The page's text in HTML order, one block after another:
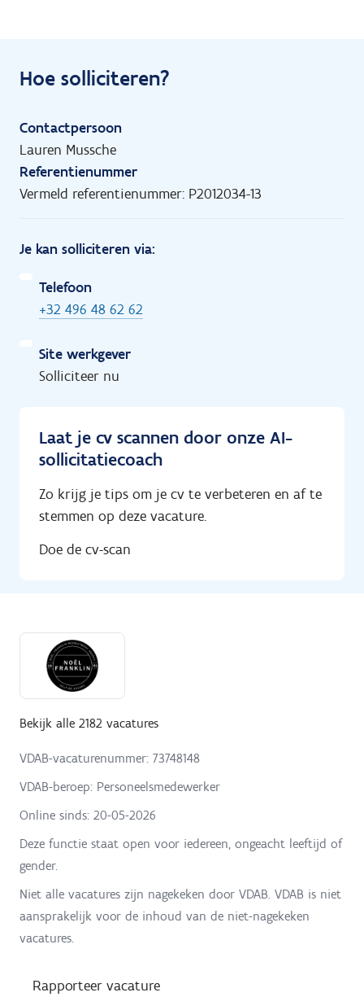
Hoe solliciteren?
Contactpersoon
Lauren Mussche
Referentienummer
Vermeld referentienummer: P2012034-13
Je kan solliciteren via:
Telefoon
+32 496 48 62 62
Site werkgever
Solliciteer nu
Laat je cv scannen door onze AI-
sollicitatiecoach
Zo krijg je tips om je cv te verbeteren en af te
stemmen op deze vacature.
Doe de cv-scan
Bekijk alle 2182 vacatures
VDAB-vacaturenummer: 73748148
VDAB-beroep: Personeelsmedewerker
Online sinds: 20-05-2026
Deze functie staat open voor iedereen, ongeacht leeftijd of
gender.
Niet alle vacatures zijn nagekeken door VDAB. VDAB is niet
aansprakelijk voor de inhoud van de niet-nagekeken
vacatures.
Rapporteer vacature